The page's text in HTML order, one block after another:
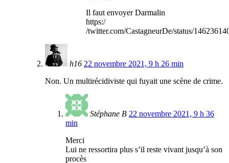
Il faut envoyer Darmalin
https:/
/twitter.com/CastagneurDe/status/
h16 22 novembre 2021, 9 h 26 min
Non. Un multirécidiviste qui fuyait une scène de crime.
Stéphane B 22 novembre 2021, 9 h 36
min
Merci
Lui ne ressortira plus s’il reste vivant jusqu’à son
procès